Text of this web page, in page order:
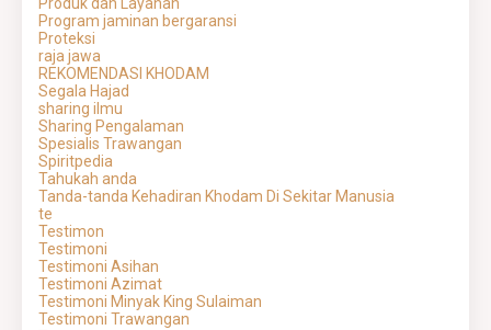
Program jaminan bergaransi
Proteksi
raja jawa
REKOMENDASI KHODAM
Segala Hajad
sharing ilmu
Sharing Pengalaman
Spesialis Trawangan
Spiritpedia
Tahukah anda
Tanda-tanda Kehadiran Khodam Di Sekitar Manusia
te
Testimon
Testimoni
Testimoni Asihan
Testimoni Azimat
Testimoni Minyak King Sulaiman
Testimoni Trawangan